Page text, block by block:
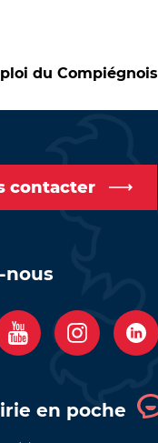
du Compiégnois
contacter
nous
Y
u
I
C
m
en poche